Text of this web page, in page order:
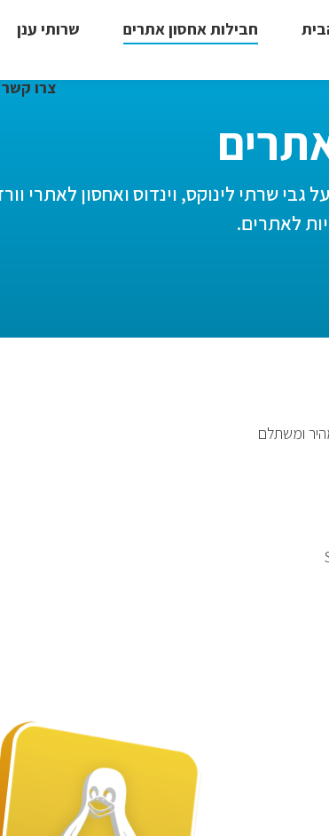
חבילות אחסון אתרים שרותי ענן
צרו קשר
גבי שרתי לינוקס, וינדוס ואחסון לאתרי
לאתרים.
ומשתלם